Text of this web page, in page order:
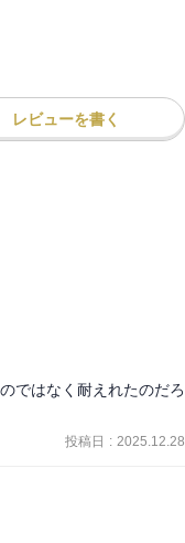
レビューを書く
ではなく耐えれたのだろ
投稿日 : 2025.12.28